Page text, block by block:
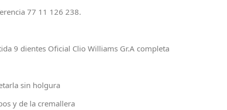
77 11 126 238.
9 dientes Oficial Clio Williams Gr.A completa
sin holgura
y de la cremallera